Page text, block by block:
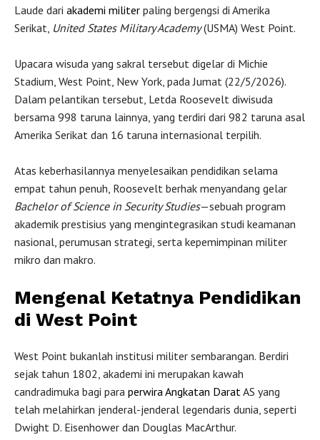
Laude dari akademi militer paling bergengsi di Amerika
Serikat, United States Military Academy(USMA) West Point.
Upacara wisuda yang sakral tersebut digelar di Michie
Stadium, West Point, New York, pada Jumat (22/5/2026).
Dalam pelantikan tersebut, Letda Roosevelt diwisuda
bersama 998 taruna lainnya, yang terdiri dari 982 taruna asal
Amerika Serikat dan 16 taruna internasional terpilih.
Atas keberhasilannya menyelesaikan pendidikan selama
empat tahun penuh, Roosevelt berhak menyandang gelar
Bachelor of Science in Security Studies—sebuah program
akademik prestisius yang mengintegrasikan studi keamanan
nasional, perumusan strategi, serta kepemimpinan militer
mikro dan makro.
Mengenal Ketatnya Pendidikan
di West Point
West Point bukanlah institusi militer sembarangan. Berdiri
sejak tahun 1802, akademi ini merupakan kawah
candradimuka bagi para perwira Angkatan Darat AS yang
telah melahirkan jenderal-jenderal legendaris dunia, seperti
Dwight D. Eisenhower dan Douglas MacArthur.